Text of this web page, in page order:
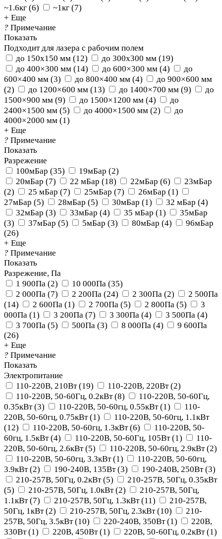
~1.6кг (6) ~1кг (7)
+ Еще
? Примечание
Показать
Подходит для лазера с рабочим полем
до 150x150 мм (12) до 300x300 мм (19)
до 400×300 мм (14) до 600×300 мм (4)
до
600×400 мм (3) до 800×400 мм (4)
до 900×600 мм
(2) до 1200×600 мм (13) до 1400×700 мм (9)
до
1500×900 мм (9) до 1500×1200 мм (4)
до
2400×1500 мм (5) до 4000×1500 мм (2)
до
4000×2000 мм (1)
+ Еще
? Примечание
Показать
Разрежение
100мБар (35) 19мБар (2)
20мБар (7) 22 мБар (18) 22мБар (6)
23мБар
(2) 25 мБар (7) 25мБар (7) 26мБар (1)
27мБар (5) 28мБар (5) 30мБар (1) 32 мБар (4)
32мБар (3) 33мБар (4) 35 мБар (1)
35мБар
(3) 37мБар (5) 5мБар (3) 80мБар (4)
96мБар
(26)
+ Еще
? Примечание
Показать
Разрежение, Па
1 900Па (2) 10 000Па (35)
2 000Па (7) 2 200Па (24) 2 300Па (2)
2 500Па
(14) 2 600Па (1) 2 700Па (5) 2 800Па (5)
3
000Па (1) 3 200Па (7) 3 300Па (4) 3 500Па (4)
3 700Па (5) 500Па (3) 8 000Па (4)
9 600Па
(26)
+ Еще
? Примечание
Показать
Электропитание
110-220В, 210Вт(19) 110-220В, 220Вт(2)
110-220В, 50-60Гц, 0.2кВт(8)
110-220В, 50-60Гц,
0.35кВт(3) 110-220В, 50-60гц, 0.55кВт(1)
110-
220В, 50-60гц, 0.75кВт(1)
110-220В, 50-60гц, 1.1кВт
(12) 110-220В, 50-60гц, 1.3кВт(6)
110-220В, 50-
60гц, 1.5кВт(4) 110-220В, 50-60Гц, 105Вт(1)
110-
220В, 50-60гц, 2.6кВт(5) 110-220В, 50-60гц, 2.9кВт(2)
110-220В, 50-60гц, 3.3кВт(1)
110-220В, 50-60гц,
3.9кВт(2) 190-240В, 135Вт(3) 190-240В, 250Вт(3)
210-257В, 50Гц, 0.2кВт(5)
210-257В, 50Гц, 0.35кВт
(5) 210-257В, 50Гц, 1.0кВт(2)
210-257В, 50Гц,
1.1кВт(7) 210-257В, 50Гц, 1.3кВт(11)
210-257В,
50Гц, 1кВт(2) 210-257В, 50Гц, 2.3кВт(10)
210-
257В, 50Гц, 3.5кВт(10) 220-240В, 350Вт(1)
220В,
330Вт(1) 220В, 450Вт(1) 220В, 50-60Гц, 0.2кВт(1)